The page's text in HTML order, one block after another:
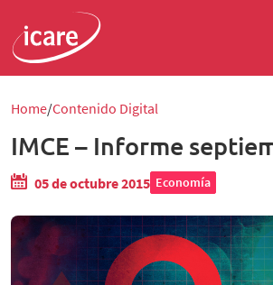
Home Contenido Digital
IMCE – Informe
05 de octubre 2015 Economía